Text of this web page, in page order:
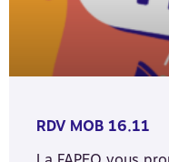
RDV MOB 16.11